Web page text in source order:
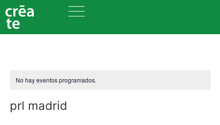
No hay eventos programados.
prl madrid